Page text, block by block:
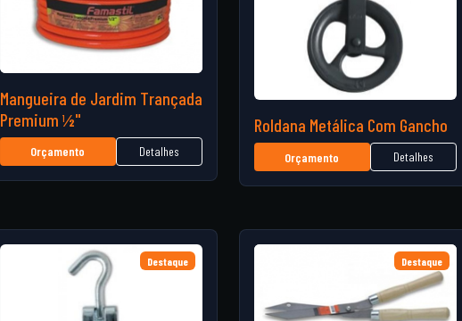
Mangueira de Jardim Trançada
Premium ½"
Orçamento Detalhes
Roldana Metálica Com Gancho
Orçamento Detalhes
Destaque Destaque